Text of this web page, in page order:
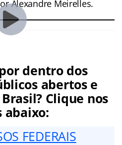
Alexandre Meirelles.
dentro dos
abertos e
Clique nos
abaixo:
FEDERAIS